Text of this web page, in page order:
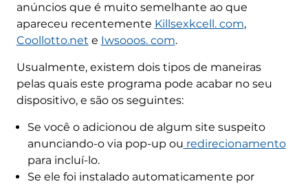
anúncios que é muito semelhante ao que
apareceu recentemente Killsexkcell. com,
Coollotto.net e Iwsooos. com.
Usualmente, existem dois tipos de maneiras
pelas quais este programa pode acabar no seu
dispositivo, e são os seguintes:
Se você o adicionou de algum site suspeito
anunciando-o via pop-up ou redirecionamento
para incluí-lo.
Se ele foi instalado automaticamente por